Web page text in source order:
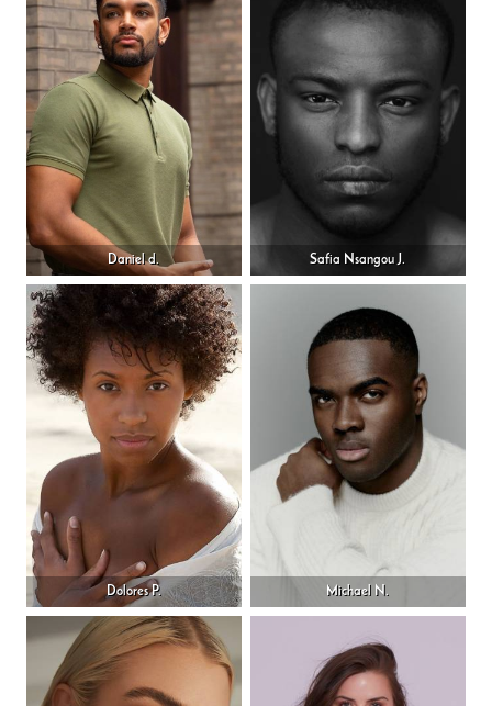
Daniel d. Safia Nsangou J.
Dolores P. Michael N.